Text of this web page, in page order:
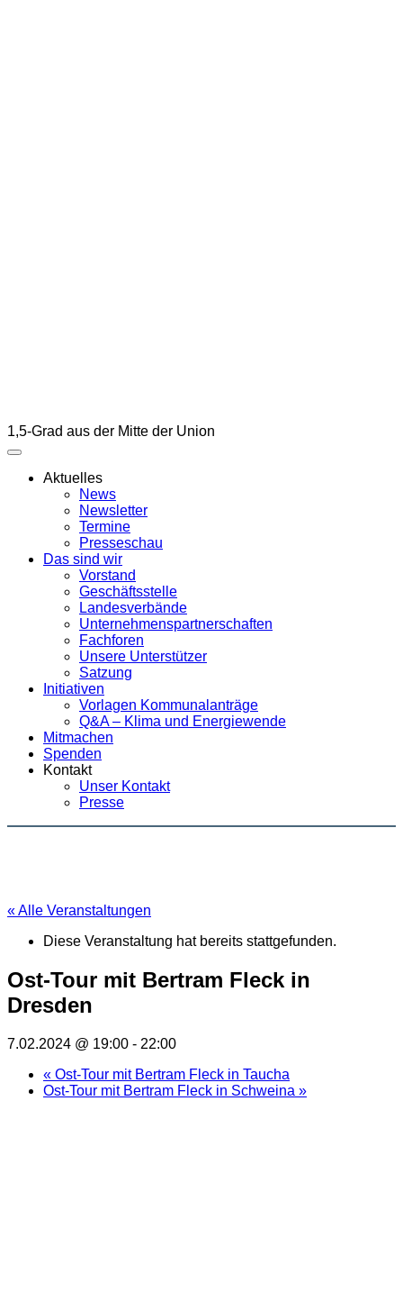
1,5-Grad aus der Mitte der Union
Aktuelles
News
Newsletter
Termine
Presseschau
Das sind wir
Vorstand
Geschäftsstelle
Landesverbände
Unternehmenspartnerschaften
Fachforen
Unsere Unterstützer
Satzung
Initiativen
Vorlagen Kommunalanträge
Q&A – Klima und Energiewende
Mitmachen
Spenden
Kontakt
Unser Kontakt
Presse
« Alle Veranstaltungen
Diese Veranstaltung hat bereits stattgefunden.
Ost-Tour mit Bertram Fleck in
Dresden
7.02.2024 @ 19:00 - 22:00
« Ost-Tour mit Bertram Fleck in Taucha
Ost-Tour mit Bertram Fleck in Schweina »